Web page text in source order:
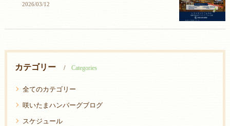
2026/03/12
カテゴリー Categories
全てのカテゴリー
咲いたまハンバーグブログ
スケジュール